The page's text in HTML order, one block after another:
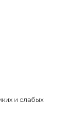
и слабых